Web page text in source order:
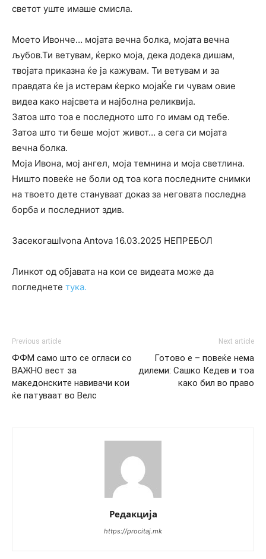
светот уште имаше смисла.
Моето Ивонче… мојата вечна болка, мојата вечна
љубов.Ти ветувам, ќерко моја, дека додека дишам,
твојата приказна ќе ја кажувам. Ти ветувам и за
правдата ќе ја истерам ќерко мојаЌе ги чувам овие
видеа како најсвета и најболна реликвија.
Затоа што тоа е последното што го имам од тебе.
Затоа што ти беше мојот живот… а сега си мојата
вечна болка.
Моја Ивона, мој ангел, моја темнина и моја светлина.
Ништо повеќе не боли од тоа кога последните снимки
на твоето дете стануваат доказ за неговата последна
борба и последниот здив.
ЗасекогашIvona Antova 16.03.2025 НЕПРЕБОЛ
Линкот од објавата на кои се видеата може да
погледнете тука.
Previous article
ФФМ само што се огласи со
ВАЖНО вест за
македонските навивачи кои
ќе патуваат во Велс
Next article
Готово е – повеќе нема
дилеми: Сашко Кедев и тоа
како бил во право
Редакција
https://procitaj.mk